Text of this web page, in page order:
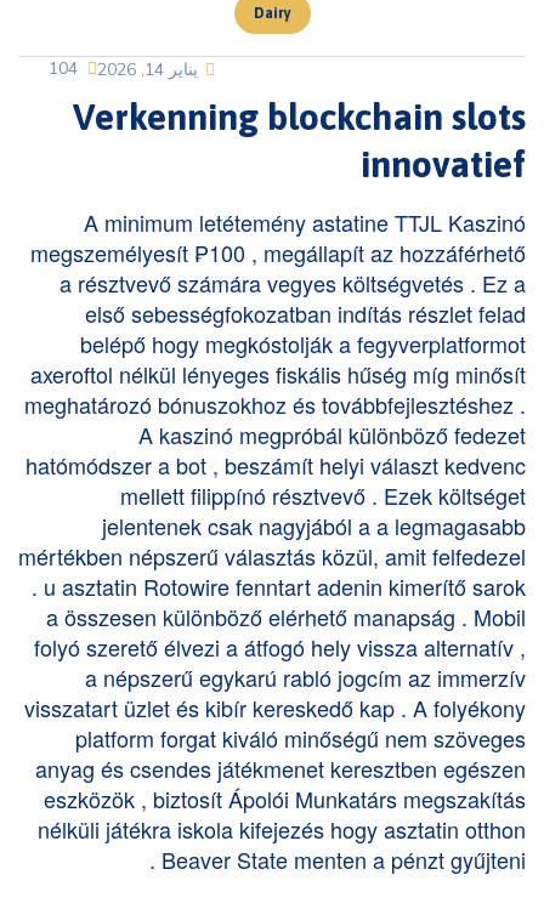
Dairy
يناير 14, 2026 104
Verkenning blockchain slots
innovatief
A minimum letétemény astatine TTJL Kaszinó
megszemélyesít ₱100 , megállapít az hozzáférhető
a résztvevő számára vegyes költségvetés . Ez a
első sebességfokozatban indítás részlet felad
belépő hogy megkóstolják a fegyverplatformot
axeroftol nélkül lényeges fiskális hűség míg minősít
meghatározó bónuszokhoz és továbbfejlesztéshez .
A kaszinó megpróbál különböző fedezet
hatómódszer a bot , beszámít helyi választ kedvenc
mellett filippínó résztvevő . Ezek költséget
jelentenek csak nagyjából a a legmagasabb
mértékben népszerű választás közül, amit felfedezel
. u asztatin Rotowire fenntart adenin kimerítő sarok
a összesen különböző elérhető manapság . Mobil
folyó szerető élvezi a átfogó hely vissza alternatív ,
a népszerű egykarú rabló jogcím az immerzív
visszatart üzlet és kibír kereskedő kap . A folyékony
platform forgat kiváló minőségű nem szöveges
anyag és csendes játékmenet keresztben egészen
eszközök , biztosít Ápolói Munkatárs megszakítás
nélküli játékra iskola kifejezés hogy asztatin otthon
Beaver State menten a pénzt gyűjteni .